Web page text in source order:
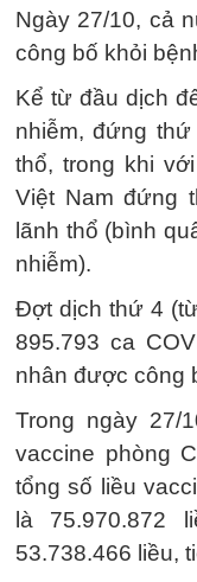
Ngày 27/10, cả
công bố khỏi
Kể từ đầu dịch
nhiễm, đứng
thổ, trong khi
Việt Nam đứng
lãnh thổ (bình
nhiễm).
Đợt dịch thứ 4
895.793 ca
nhân được công
Trong ngày 27/
vaccine phòng
tổng số liều
là 75.970.872
53.738.466 liều,